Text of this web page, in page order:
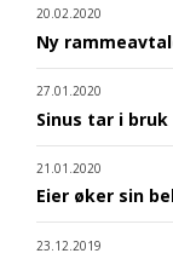
20.02.2020
Ny
27.01.2020
Sinus tar i
21.01.2020
Eier øker sin
23.12.2019